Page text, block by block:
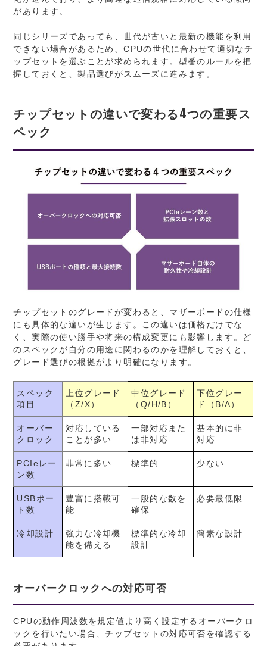
があります。
同じシリーズであっても、世代が古いと最新の機能を利用
できない場合があるため、CPUの世代に合わせて適切なチ
ップセットを選ぶことが求められます。型番のルールを把
握しておくと、製品選びがスムーズに進みます。
チップセットの違いで変わる4つの重要ス
ペック
チップセットのグレードが変わると、マザーボードの仕様
にも具体的な違いが生じます。この違いは価格だけでな
く、実際の使い勝手や将来の構成変更にも影響します。ど
のスペックが自分の用途に関わるのかを理解しておくと、
グレード選びの根拠がより明確になります。
スペック
項目
上位グレード
（Z/X）
中位グレード
（Q/H/B）
下位グレー
ド（B/A）
オーバー
クロック
対応している
ことが多い
一部対応また
は非対応
基本的に非
対応
PCIeレー
ン数
非常に多い 標準的 少ない
USBポー
ト数
豊富に搭載可
能
一般的な数を
確保
必要最低限
冷却設計
強力な冷却機
能を備える
標準的な冷却
設計
簡素な設計
オーバークロックへの対応可否
CPUの動作周波数を規定値より高く設定するオーバークロ
ックを行いたい場合、チップセットの対応可否を確認する